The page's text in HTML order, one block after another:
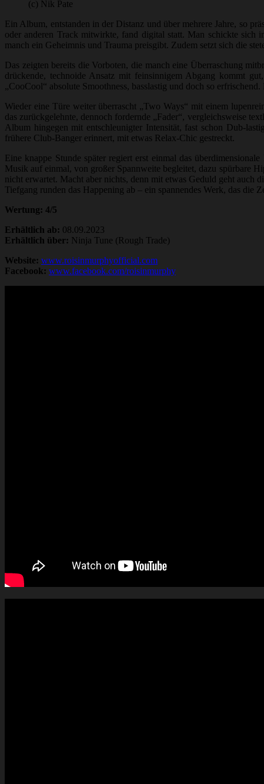
(c) Nik Pate
Ein Album, entstanden in der Distanz und über mehrere Jahre, so
oder anderen Track mitwirkte, fand digital statt. Man schickte
manch ein Geheimnis und Trauma preisgibt. Zudem setzt sich die
Das zeigten bereits die Vorboten, die manch eine Überraschung
drückende, technoide Ansatz mit feinsinnigem Abgang kommt
„CooCool“ absolute Smoothness, basslastig und doch so
Wieder eine Türe weiter überrascht „Two Ways“ mit einem
das zurückgelehnte, dennoch fordernde „Fader“, vergleichsweise
Album hingegen mit entschleunigter Intensität, fast schon Dub-
frühere Club-Banger erinnert, mit etwas Relax-Chic gestreckt.
Eine knappe Stunde später regiert erst einmal das
Musik auf einmal, von großer Spannweite begleitet, dazu spürbare
nicht erwartet. Macht aber nichts, denn mit etwas Geduld geht auch
Tiefgang runden das Happening ab – ein spannendes Werk, das
Wertung: 4/5
Erhältlich ab: 08.09.2023
Erhältlich über: Ninja Tune (Rough Trade)
Website: www.roisinmurphyofficial.com
Facebook: www.facebook.com/roisinmurphy